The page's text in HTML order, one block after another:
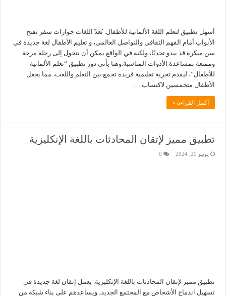
أسهل تطبيق لتعلم اللغة الألمانية للأطفال. تُعَدّ اللغات جوازات سفر تفتح
الأبواب أمام الفهم الثقافي والتواصل العالمي، و تعليم الأطفال لغة جديدة في
سن مبكرة قد يبدو تحديًا، ولكنه في الواقع يمكن أن يتحول إلى رحلة مرحة
وممتعة بمساعدة الأدوات المناسبة.وهنا يأتي دور تطبيق “تعلم الألمانية
للأطفال”، ليقدم تجربة تعليمية فريدة تجمع بين التعلم واللعب، مما يجعل
الأطفال متحمسين لاكتساب …
أكمل القراءة »
تطبيق مميز لإتقان المحادثات باللغة الإنكليزية
يونيو 29, 2024 0
تطبيق مميز لإتقان المحادثات باللغة الإنكليزية. يعمل إتقان لغة جديدة في
تسهيل اندماج الأشخاص مع المجتمع الجديد، ويساعدهم على بناء شبكة من